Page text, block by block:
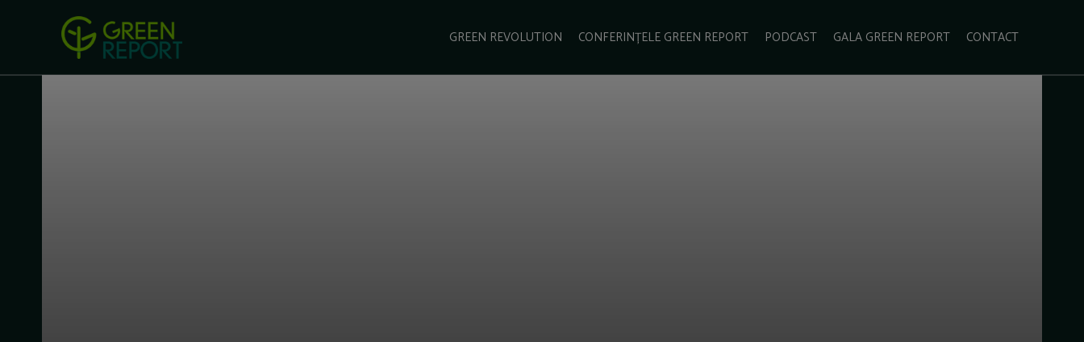
GREEN REVOLUTION CONFERINȚELE GREEN REPORT PODCAST GALA GREEN REPORT CONTACT
SCHIMBĂRI CLIMATICE